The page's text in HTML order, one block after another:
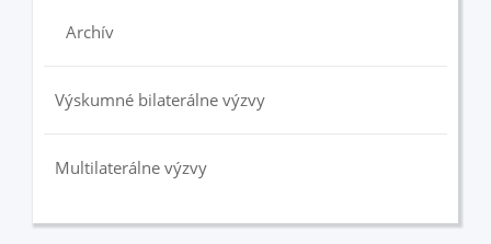
Archív
Výskumné bilaterálne výzvy
Multilaterálne výzvy